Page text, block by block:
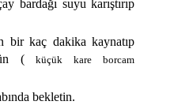
bardağı suyu karıştırıp
bir kaç dakika kaynatıp
(küçük kare borcam
bekletin.